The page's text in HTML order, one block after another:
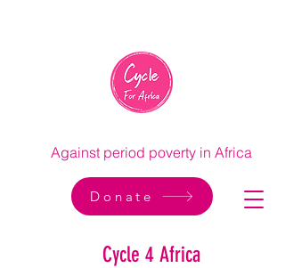
Cycle 4 Africa
Against period poverty in Africa
Donate